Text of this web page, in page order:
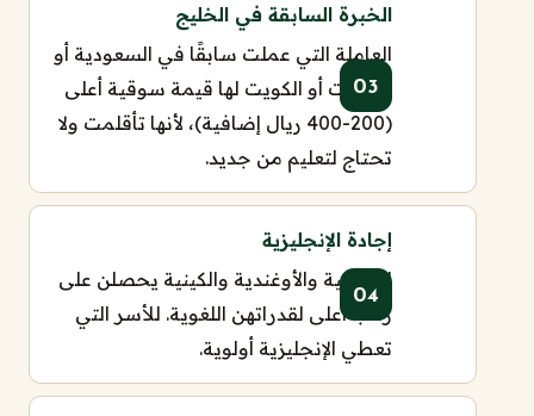
الخبرة السابقة في الخليج
العاملة التي عملت سابقًا في السعودية أو
الإمارات أو الكويت لها قيمة سوقية أعلى
(200-400 ريال إضافية)، لأنها تأقلمت ولا
تحتاج لتعليم من جديد.
إجادة الإنجليزية
الفلبينية والأوغندية والكينية يحصلن على
راتب أعلى لقدراتهن اللغوية. للأسر التي
تعطي الإنجليزية أولوية.